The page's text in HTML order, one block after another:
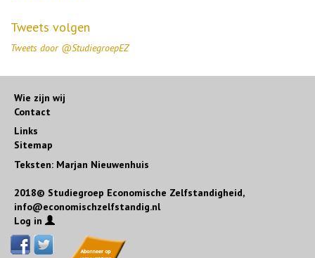
Tweets volgen
Tweets door @StudiegroepEZ
Wie zijn wij
Contact
Links
Sitemap
Teksten: Marjan Nieuwenhuis
2018© Studiegroep Economische Zelfstandigheid,
info@economischzelfstandig.nl
Log in